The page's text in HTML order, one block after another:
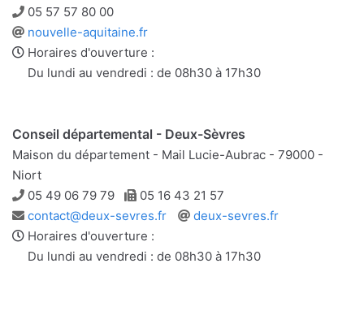
Téléphone
05 57 57 80 00
Site
web
nouvelle-aquitaine.fr
Horaires d'ouverture :
Du lundi au vendredi : de 08h30 à 17h30
Conseil départemental - Deux-Sèvres
Maison du département - Mail Lucie-Aubrac - 79000 -
Niort
Téléphone
05 49 06 79 79 Télécopie
05 16 43 21 57
Adresse
e-
mail
contact@deux-sevres.fr
Site
deux-sevres.fr
Horaires d'ouverture :
Du lundi au vendredi : de 08h30 à 17h30